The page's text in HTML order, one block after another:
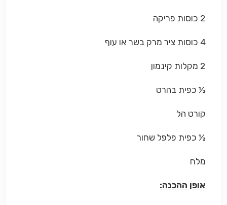
2 כוסות פריקה
4 כוסות ציר מרק בשר או עוף
2 מקלות קינמון
½ כפית בהרט
קורט הל
½ כפית פלפל שחור
מלח
אופן ההכנה: